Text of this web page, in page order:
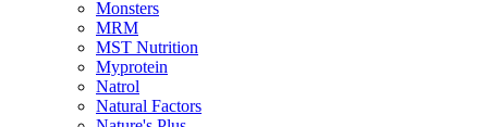
Monsters
MRM
MST Nutrition
Myprotein
Natrol
Natural Factors